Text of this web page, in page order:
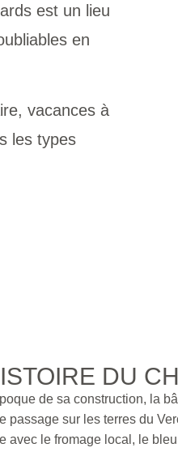
est un lieu
en
vacances à
les types
DU
de sa construction, la
passage sur les terres du
avec le fromage local, le